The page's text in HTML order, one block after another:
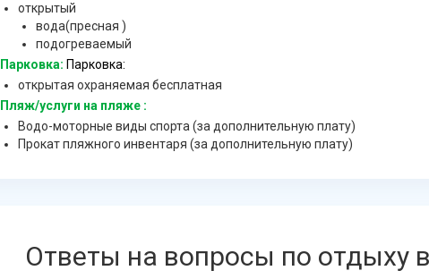
открытый
вода(пресная )
подогреваемый
Парковка: Парковка:
открытая охраняемая бесплатная
Пляж/услуги на пляже :
Водо-моторные виды спорта (за дополнительную плату)
Прокат пляжного инвентаря (за дополнительную плату)
Ответы на вопросы по отдыху